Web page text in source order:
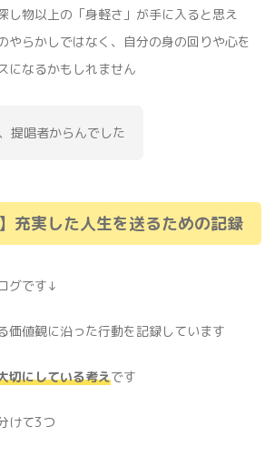
し物以上の「身軽さ」が手に入ると思え
やらかしではなく、自分の身の回りや心を
になるかもしれません
提唱者からんでした
充実した人生を送るための記録
グです↓
価値観に沿った行動を記録しています
切にしている考えです
けて3つ